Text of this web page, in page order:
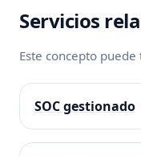
Servicios
Este concepto
SOC gestionado